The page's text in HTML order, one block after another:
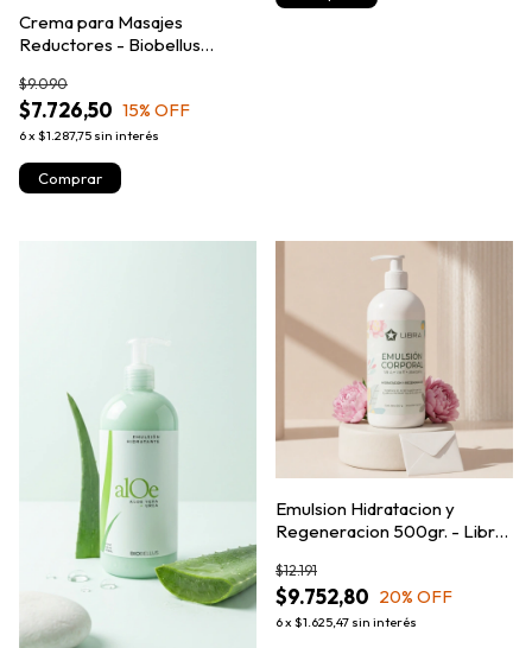
Crema para Masajes
Reductores - Biobellus
$7.726,50
$9.090
15% OFF
6x $1.287,75 sin interés
Emulsion Hidratacion y
Regeneracion 500gr. - Libra
$9.752,80
$12.191
20% OFF
6x $1.625,47 sin interés